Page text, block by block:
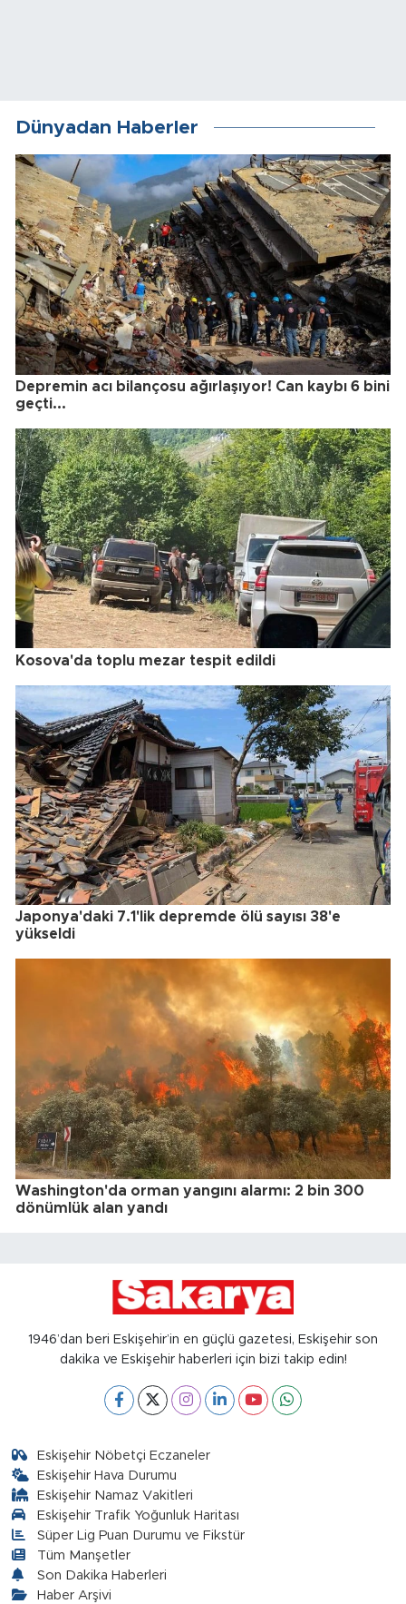
Dünyadan Haberler
Depremin acı bilançosu ağırlaşıyor! Can kaybı 6 bini
geçti...
Kosova'da toplu mezar tespit edildi
Japonya'daki 7.1'lik depremde ölü sayısı 38'e
yükseldi
Washington'da orman yangını alarmı: 2 bin 300
dönümlük alan yandı
1946’dan beri Eskişehir’in en güçlü gazetesi, Eskişehir son
dakika ve Eskişehir haberleri için bizi takip edin!
Eskişehir Nöbetçi Eczaneler
Eskişehir Hava Durumu
Eskişehir Namaz Vakitleri
Eskişehir Trafik Yoğunluk Haritası
Süper Lig Puan Durumu ve Fikstür
Tüm Manşetler
Son Dakika Haberleri
Haber Arşivi